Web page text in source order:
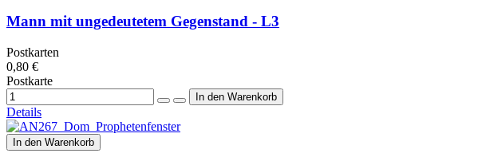
Mann mit ungedeutetem Gegenstand - L3
Postkarten
0,80 €
Postkarte
Details
In den Warenkorb